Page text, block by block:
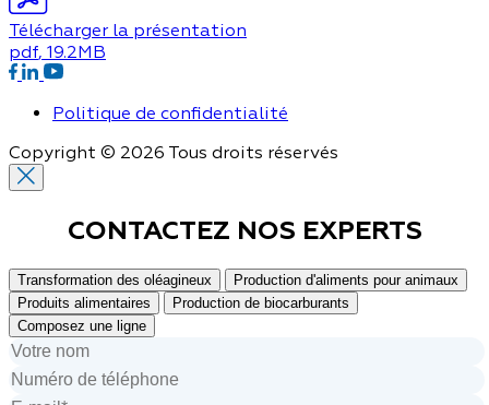
Télécharger la présentation
pdf, 19.2MB
Politique de confidentialité
Copyright © 2026 Tous droits réservés
CONTACTEZ NOS EXPERTS
Transformation des oléagineux
Production d'aliments pour animaux
Produits alimentaires
Production de biocarburants
Composez une ligne